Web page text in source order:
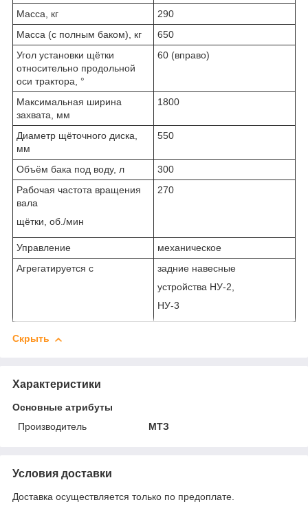
Масса, кг
290
Масса (с полным баком), кг
650
Угол установки щётки
относительно продольной
оси трактора, °
60 (вправо)
Максимальная ширина
захвата, мм
1800
Диаметр щёточного диска,
мм
550
Объём бака под воду, л
300
Рабочая частота вращения
вала
щётки, об./мин
270
Управление
механическое
Агрегатируется с
задние навесные
устройства НУ-2,
НУ-3
Скрыть
Характеристики
Основные атрибуты
Производитель
МТЗ
Условия доставки
Доставка осуществляется только по предоплате.